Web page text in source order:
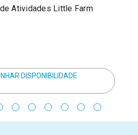
Atividades Little Farm
DISPONIBILIDADE